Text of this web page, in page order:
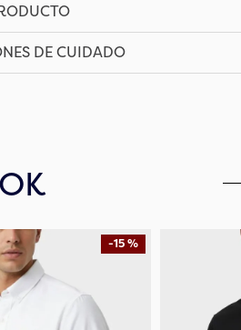
DE CUIDADO
-15 %